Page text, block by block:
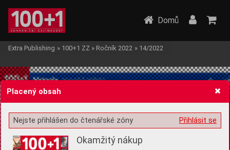
Žádost o souhlas s ukládáním volitelných informací
Domů
Extra Publishing » 100+1 ZZ » Ročník 2022 » 14/2022
Placený obsah
Přihlásit se
Nejste přihlášen do čtenářské zóny
Okamžitý nákup